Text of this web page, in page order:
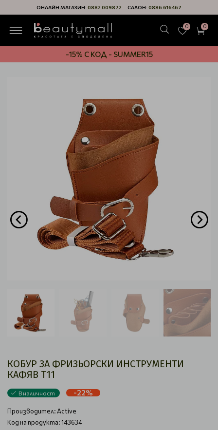
ОНЛАЙН МАГАЗИН: 0882 009872 САЛОН: 0886 616467
0 0
-15% С КОД - SUMMER15
КОБУР ЗА ФРИЗЬОРСКИ ИНСТРУМЕНТИ
КАФЯВ Т11
В наличност -22%
Производител: Active
Код на продукта: 143634